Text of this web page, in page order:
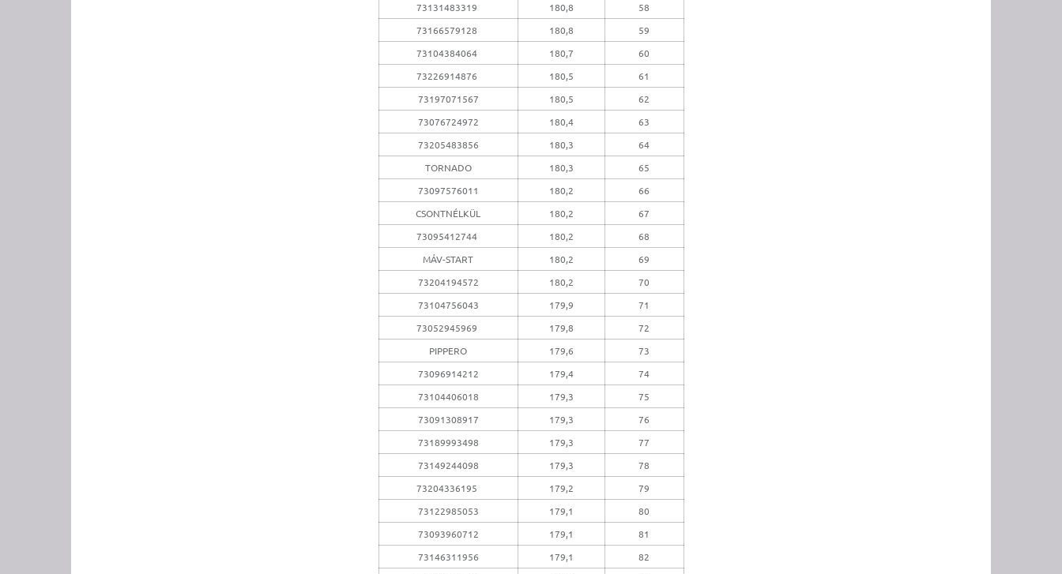
73131483319
180,8
58
73166579128
180,8
59
73104384064
180,7
60
73226914876
180,5
61
73197071567
180,5
62
73076724972
180,4
63
73205483856
180,3
64
TORNADO
180,3
65
73097576011
180,2
66
CSONTNÉLKÜL
180,2
67
73095412744
180,2
68
MÁV-START
180,2
69
73204194572
180,2
70
73104756043
179,9
71
73052945969
179,8
72
PIPPERO
179,6
73
73096914212
179,4
74
73104406018
179,3
75
73091308917
179,3
76
73189993498
179,3
77
73149244098
179,3
78
73204336195
179,2
79
73122985053
179,1
80
73093960712
179,1
81
73146311956
179,1
82